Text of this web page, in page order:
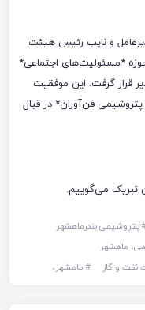
و نایب رئیس هیئت
*مسئولیت‌های اجتماعی*
قرار گرفت. این موفقیت
فن‌آوران* در قبال
تبریک می‌گوییم.
پتروشیمی بندرماهشهر
ماهشهر
نفت و گاز #ماهشهر،